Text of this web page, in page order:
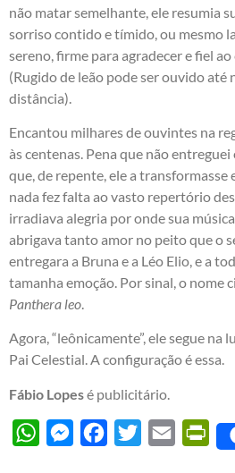
não matar semelhante, ele resumia
sorriso contido e tímido, ou mesmo
sereno, firme para agradecer e fiel ao
(Rugido de leão pode ser ouvido até
distância).
Encantou milhares de ouvintes na
às centenas. Pena que não
que, de repente, ele a
nada fez falta ao vasto repertório
irradiava alegria por onde sua
abrigava tanto amor no peito que o
entregara a Bruna e a Léo Elio, e a
tamanha emoção. Por sinal, o nome
Panthera leo.
Agora, “leônicamente”, ele segue na
Pai Celestial. A configuração é essa.
Fábio Lopesé publicitário.
WhatsAppMessengerFacebook
Twitter Email